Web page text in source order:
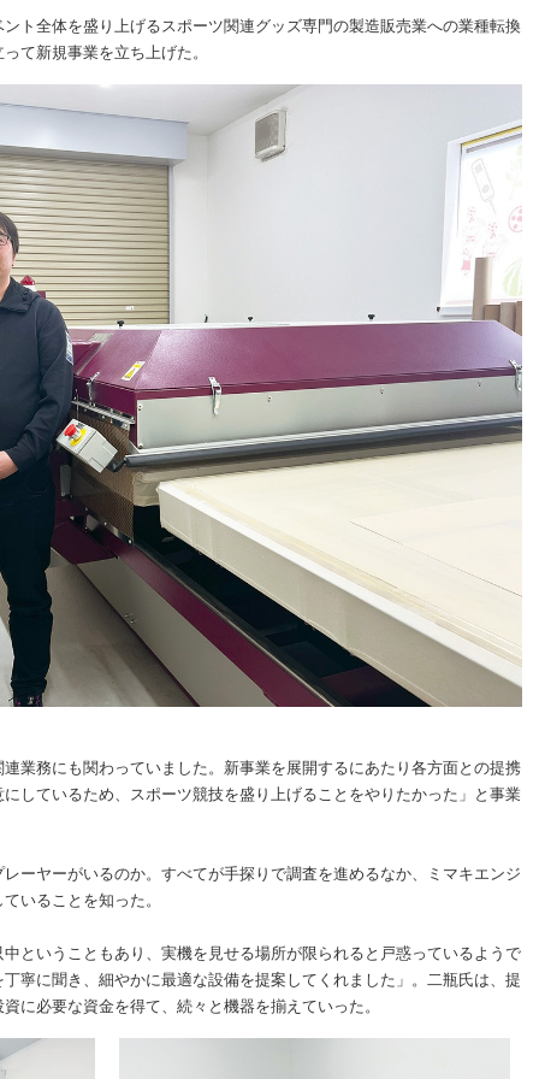
ト全体を盛り上げるスポーツ関連グッズ専門の製造販売業への業種転換
て新規事業を立ち上げた。
業務にも関わっていました。新事業を展開するにあたり各方面との提携
しているため、スポーツ競技を盛り上げることをやりたかった」と事業
ーヤーがいるのか。すべてが手探りで調査を進めるなか、ミマキエンジ
いることを知った。
ということもあり、実機を見せる場所が限られると戸惑っているようで
寧に聞き、細やかに最適な設備を提案してくれました」。二瓶氏は、提
に必要な資金を得て、続々と機器を揃えていった。